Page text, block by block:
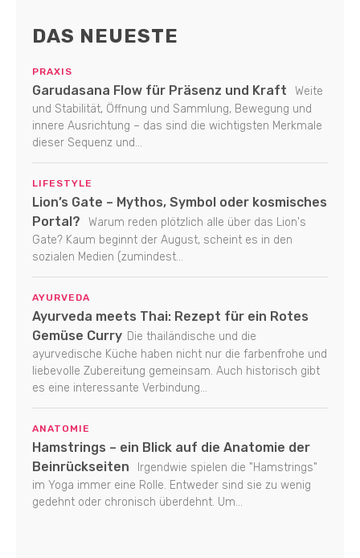
DAS NEUESTE
PRAXIS
Garudasana Flow für Präsenz und Kraft
Weite
und Stabilität, Öffnung und Sammlung, Bewegung und
innere Ausrichtung – das sind die wichtigsten Merkmale
dieser Sequenz und...
LIFESTYLE
Lion’s Gate – Mythos, Symbol oder kosmisches
Portal?
Warum reden plötzlich alle über das Lion's
Gate? Kaum beginnt der August, scheint es in den
sozialen Medien (zumindest...
AYURVEDA
Ayurveda meets Thai: Rezept für ein Rotes
Gemüse Curry Die thailändische und die
ayurvedische Küche haben nicht nur die farbenfrohe und
liebevolle Zubereitung gemeinsam. Auch historisch gibt
es eine interessante Verbindung...
ANATOMIE
Hamstrings – ein Blick auf die Anatomie der
Beinrückseiten
Irgendwie spielen die "Hamstrings"
im Yoga immer eine Rolle. Entweder sind sie zu wenig
gedehnt oder chronisch überdehnt. Um...